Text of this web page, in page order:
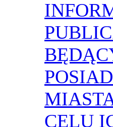
CELU